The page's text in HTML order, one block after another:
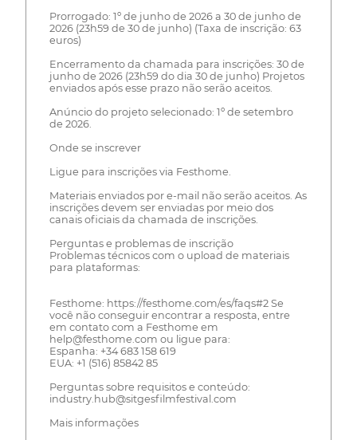
Prorrogado: 1º de junho de 2026 a 30 de junho de
2026 (23h59 de 30 de junho) (Taxa de inscrição: 63
euros)
Encerramento da chamada para inscrições: 30 de
junho de 2026 (23h59 do dia 30 de junho) Projetos
enviados após esse prazo não serão aceitos.
Anúncio do projeto selecionado: 1º de setembro
de 2026.
Onde se inscrever
Ligue para inscrições via Festhome.
Materiais enviados por e-mail não serão aceitos. As
inscrições devem ser enviadas por meio dos
canais oficiais da chamada de inscrições.
Perguntas e problemas de inscrição
Problemas técnicos com o upload de materiais
para plataformas:
Festhome: https://festhome.com/es/faqs#2 Se
você não conseguir encontrar a resposta, entre
em contato com a Festhome em
help@festhome.com ou ligue para:
Espanha: +34 683 158 619
EUA: +1 (516) 85842 85
Perguntas sobre requisitos e conteúdo:
industry.hub@sitgesfilmfestival.com
Mais informações